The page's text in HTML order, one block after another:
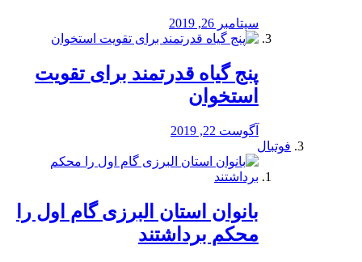
سپتامبر 26, 2019
پنج گیاه قدرتمند برای تقویت
استخوان
آگوست 22, 2019
فوتبال
بانوان استان البرزی گام اول را
محكم برداشتند